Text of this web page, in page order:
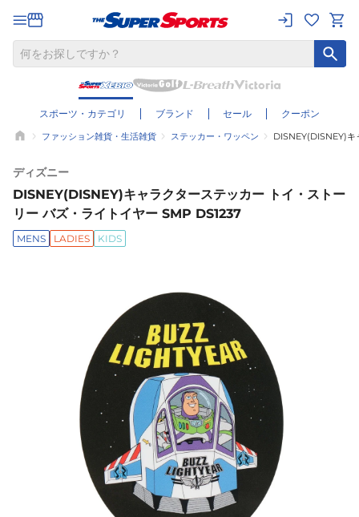
スポーツ・カテゴリ ブランド セール クーポン
ファッション雑貨・生活雑貨 ステッカー・ワッペン DISNEY(DISNEY)キ
ディズニー
DISNEY(DISNEY)キャラクターステッカー トイ・ストー
リー バズ・ライトイヤー SMP DS1237
MENS LADIES KIDS